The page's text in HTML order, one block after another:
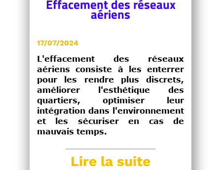
Effacement des réseaux
aériens
17/07/2024
L'effacement des réseaux
aériens consiste à les enterrer
pour les rendre plus discrets,
améliorer l'esthétique des
quartiers, optimiser leur
intégration dans l'environnement
et les sécuriser en cas de
mauvais temps.
Lire la suite